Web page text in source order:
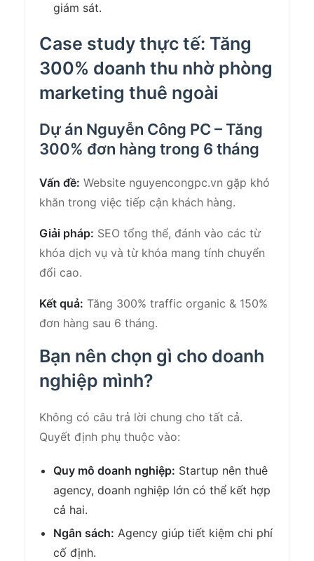
giám sát.
Case study thực tế: Tăng
300% doanh thu nhờ phòng
marketing thuê ngoài
Dự án Nguyễn Công PC – Tăng
300% đơn hàng trong 6 tháng
Vấn đề: Website nguyencongpc.vn gặp khó
khăn trong việc tiếp cận khách hàng.
Giải pháp: SEO tổng thể, đánh vào các từ
khóa dịch vụ và từ khóa mang tính chuyển
đổi cao.
Kết quả: Tăng 300% traffic organic & 150%
đơn hàng sau 6 tháng.
Bạn nên chọn gì cho doanh
nghiệp mình?
Không có câu trả lời chung cho tất cả.
Quyết định phụ thuộc vào:
Quy mô doanh nghiệp: Startup nên thuê
agency, doanh nghiệp lớn có thể kết hợp
cả hai.
Ngân sách: Agency giúp tiết kiệm chi phí
cố định.